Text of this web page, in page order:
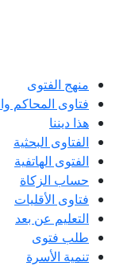
منهج الفتوى
فتاوى المحاكم
هذا ديننا
الفتاوى البحثية
الفتوى الهاتفية
حساب الزكاة
فتاوى الأقليات
التعليم عن بعد
طلب فتوى
تنمية الأسرة